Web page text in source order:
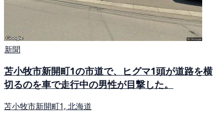
新聞
苫小牧市新開町1の市道で、ヒグマ1頭が道路を横
切るのを車で走行中の男性が目撃した。
苫小牧市新開町1, 北海道